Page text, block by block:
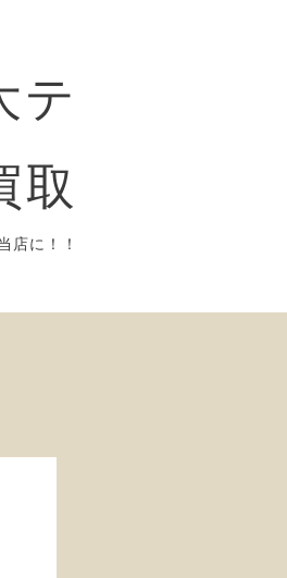
テ
取
店に！！